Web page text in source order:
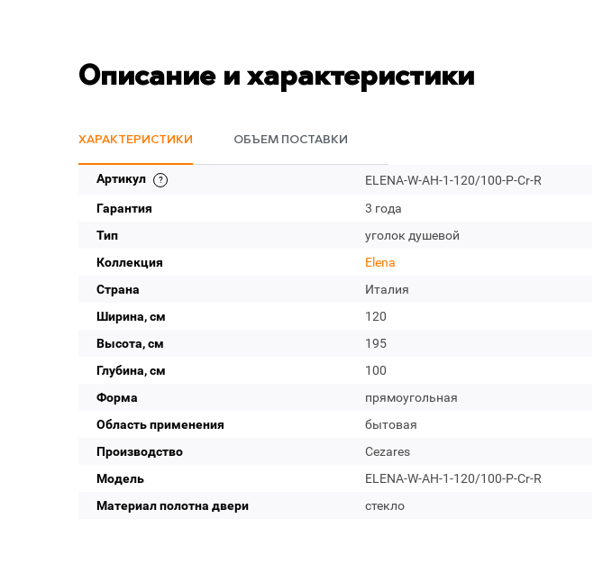
Описание и характеристики
ХАРАКТЕРИСТИКИ ОБЪЕМ ПОСТАВКИ
Артикул
ELENA-W-AH-1-120/100-P-Cr-R
Гарантия
3 года
Тип
уголок душевой
Коллекция
Elena
Страна
Италия
Ширина, см
120
Высота, см
195
Глубина, см
100
Форма
прямоугольная
Область применения
бытовая
Производство
Cezares
Модель
ELENA-W-AH-1-120/100-P-Cr-R
Материал полотна двери
стекло